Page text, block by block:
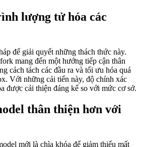
lượng tử hóa các
để giải quyết những thách thức này.
mang đến một hướng tiếp cận thân
cách tách các đầu ra và tối ưu hóa quá
Với những cải tiến này, độ chính xác
được cải thiện đáng kể so với mức cơ sở.
thân thiện hơn với
mới là chìa khóa để giảm thiểu mất